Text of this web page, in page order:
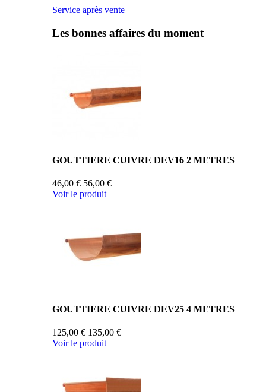
Service après vente
Les bonnes affaires du moment
GOUTTIERE CUIVRE DEV16 2 METRES
46,00 € 56,00 €
Voir le produit
GOUTTIERE CUIVRE DEV25 4 METRES
125,00 € 135,00 €
Voir le produit